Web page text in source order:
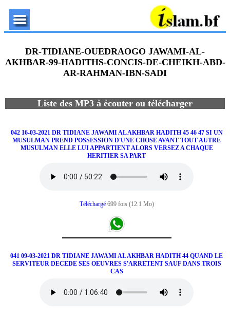
DR-TIDIANE-OUEDRAOGO JAWAMI-AL-
AKHBAR-99-HADITHS-CONCIS-DE-CHEIKH-ABD-
AR-RAHMAN-IBN-SADI
Liste des MP3 à écouter ou télécharger
042 16-03-2021 DR TIDIANE JAWAMI AL AKHBAR HADITH 45 46 47 SI UN
MUSULMAN PREND POSSESSION D'UNE CHOSE AVANT TOUT AUTRE
MUSULMAN ELLE LUI APPARTIENT ALORS VERSEZ A CHAQUE
HERITIER SA PART
Téléchargé 699 fois (12.1 Mo)
041 09-03-2021 DR TIDIANE JAWAMI AL AKHBAR HADITH 44 QUAND LE
SERVITEUR DECEDE SES OEUVRES S'ARRETENT SAUF DANS TROIS
CAS